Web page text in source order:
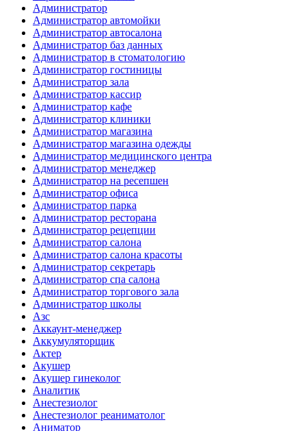
Администратор
Администратор автомойки
Администратор автосалона
Администратор баз данных
Администратор в стоматологию
Администратор гостиницы
Администратор зала
Администратор кассир
Администратор кафе
Администратор клиники
Администратор магазина
Администратор магазина одежды
Администратор медицинского центра
Администратор менеджер
Администратор на ресепшен
Администратор офиса
Администратор парка
Администратор ресторана
Администратор рецепции
Администратор салона
Администратор салона красоты
Администратор секретарь
Администратор спа салона
Администратор торгового зала
Администратор школы
Азс
Аккаунт-менеджер
Аккумуляторщик
Актер
Акушер
Акушер гинеколог
Аналитик
Анестезиолог
Анестезиолог реаниматолог
Аниматор